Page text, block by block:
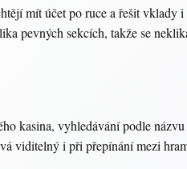
mít účet po ruce a řešit
pevných sekcích, takže se
kasina, vyhledávání podle
viditelný i při přepínání mezi